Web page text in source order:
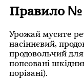
Правило №
Урожай мусите
насіннєвий,
продовольчий для
попсовані
порізані).